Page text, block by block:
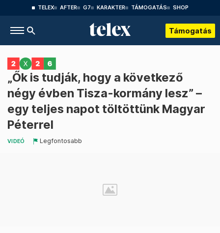
TELEX AFTER G7 KARAKTER TÁMOGATÁS SHOP
Támogatás
„Ők is tudják, hogy a következő
négy évben Tisza-kormány lesz” –
egy teljes napot töltöttünk Magyar
Péterrel
VIDEÓ Legfontosabb